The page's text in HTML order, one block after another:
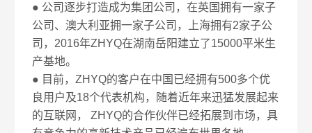
● 公司逐步打造成为集团公司，在英国拥有一家子
公司、澳大利亚拥一家子公司，上海拥有2家子公
司，2016年ZHYQ在湖南岳阳建立了15000平米生
产基地。
● 目前，ZHYQ的客户在中国已经拥有500多个优
良用户及18个代表机构，随着近年来迅猛发展起来
的互联网， ZHYQ的合作伙伴已经拓展到市场，具